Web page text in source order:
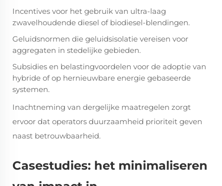
Incentives voor het gebruik van ultra-laag
zwavelhoudende diesel of biodiesel-blendingen.
Geluidsnormen die geluidsisolatie vereisen voor
aggregaten in stedelijke gebieden.
Subsidies en belastingvoordelen voor de adoptie van
hybride of op hernieuwbare energie gebaseerde
systemen.
Inachtneming van dergelijke maatregelen zorgt
ervoor dat operators duurzaamheid prioriteit geven
naast betrouwbaarheid.
Casestudies: het minimaliseren